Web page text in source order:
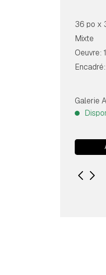
36 po x
Mixte
Oeuvre:
Galerie